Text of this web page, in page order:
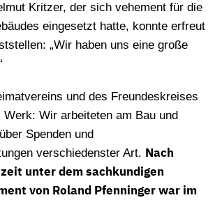
Kritzer, der sich vehement für die
eingesetzt hatte, konnte erfreut
„Wir haben uns eine große
und des Freundeskreises
Wir arbeiteten am Bau und
Spenden und
verschiedenster Art. Nach
unter dem sachkundigen
von Roland Pfenninger war im